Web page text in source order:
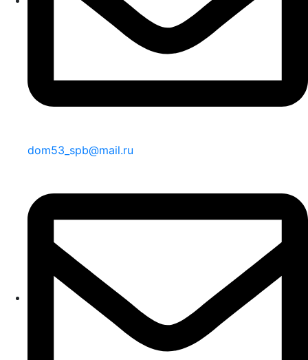
dom53_spb@mail.ru